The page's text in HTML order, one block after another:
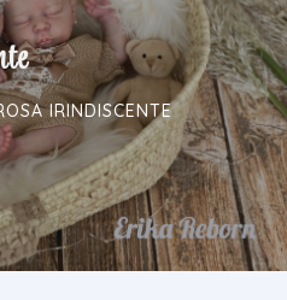
IRINDISCENTE